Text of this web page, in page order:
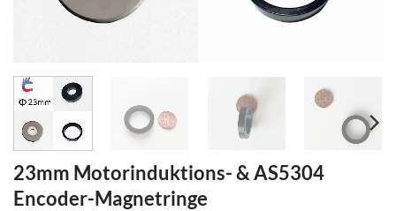
23mm Motorinduktions- & AS5304
Encoder-Magnetringe